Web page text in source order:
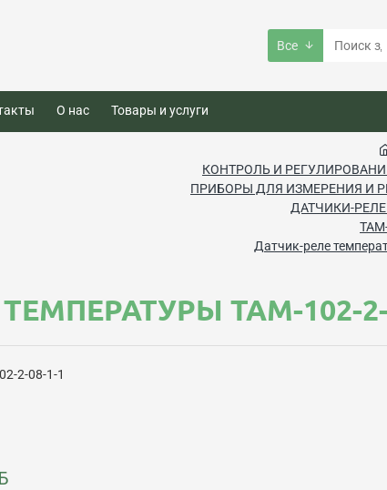
Все
О нас Товары и услуги
КОНТРОЛЬ И
ПРИБОРЫ ДЛЯ ИЗМЕРЕНИЯ И
ДАТЧИКИ-
Датчик-реле
ТАМ-102-2-